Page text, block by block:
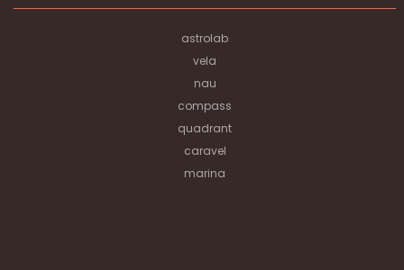
astrolab
vela
nau
compass
quadrant
caravel
marina